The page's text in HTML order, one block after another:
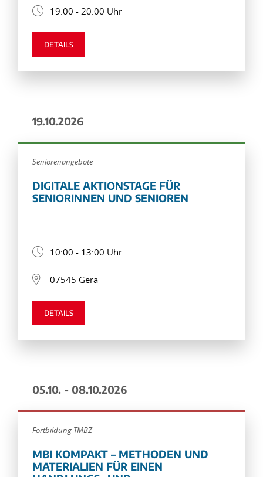
19:00 - 20:00 Uhr
DETAILS
19.10.2026
Seniorenangebote
DIGITALE AKTIONSTAGE FÜR
SENIORINNEN UND SENIOREN
10:00 - 13:00 Uhr
07545 Gera
DETAILS
05.10. - 08.10.2026
Fortbildung TMBZ
MBI KOMPAKT – METHODEN UND
MATERIALIEN FÜR EINEN